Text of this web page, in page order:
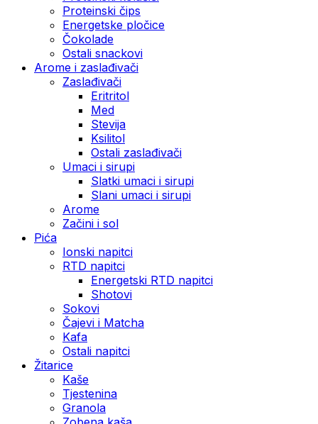
Proteinski čips
Energetske pločice
Čokolade
Ostali snackovi
Arome i zaslađivači
Zaslađivači
Eritritol
Med
Stevija
Ksilitol
Ostali zaslađivači
Umaci i sirupi
Slatki umaci i sirupi
Slani umaci i sirupi
Arome
Začini i sol
Pića
Ionski napitci
RTD napitci
Energetski RTD napitci
Shotovi
Sokovi
Čajevi i Matcha
Kafa
Ostali napitci
Žitarice
Kaše
Tjestenina
Granola